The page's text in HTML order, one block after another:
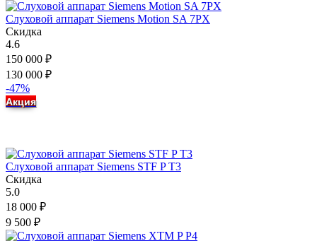
Слуховой аппарат Siemens Motion SA 7PX
Скидка
4.6
150 000 ₽
130 000 ₽
-47%
Акция
Слуховой аппарат Siemens STF P T3
Скидка
5.0
18 000 ₽
9 500 ₽